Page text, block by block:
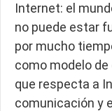
Internet: el
no puede estar
por mucho
como modelo
que respecta a
comunicación y